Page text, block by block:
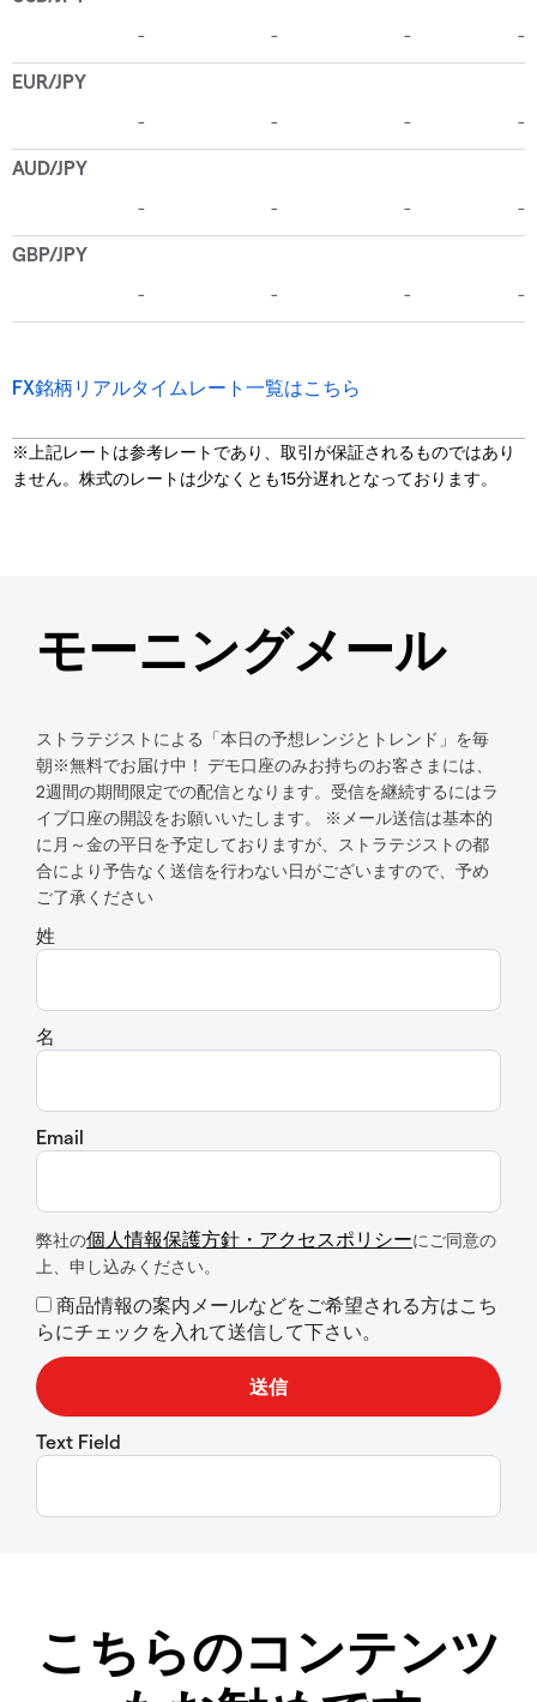
FX銘柄リアルタイムレート一覧はこちら
※上記レートは参考レートであり、取引が保証されるものではあり
ません。株式のレートは少なくとも15分遅れとなっております。
モーニングメール
ストラテジストによる「本日の予想レンジとトレンド」を毎
朝※無料でお届け中！ デモ口座のみお持ちのお客さまには、
2週間の期間限定での配信となります。受信を継続するにはラ
イブ口座の開設をお願いいたします。 ※メール送信は基本的
に月～金の平日を予定しておりますが、ストラテジストの都
合により予告なく送信を行わない日がございますので、予め
ご了承ください
姓
名
Email
弊社の個人情報保護方針・アクセスポリシーにご同意の
上、申し込みください。
商品情報の案内メールなどをご希望される方はこち
らにチェックを入れて送信して下さい。
Text Field
こちらのコンテンツ